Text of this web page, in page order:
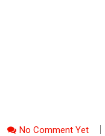
No Comment Yet